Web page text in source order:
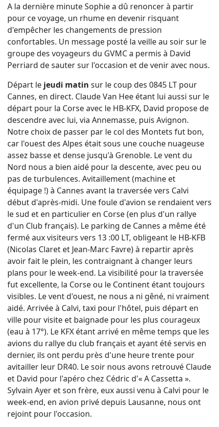
A la dernière minute Sophie a dû renoncer à partir
pour ce voyage, un rhume en devenir risquant
d'empêcher les changements de pression
confortables. Un message posté la veille au soir sur le
groupe des voyageurs du GVMC a permis à David
Perriard de sauter sur l'occasion et de venir avec nous.
Départ le jeudi matin sur le coup des 0845 LT pour
Cannes, en direct. Claude Van Hee étant lui aussi sur le
départ pour la Corse avec le HB-KFX, David propose de
descendre avec lui, via Annemasse, puis Avignon.
Notre choix de passer par le col des Montets fut bon,
car l'ouest des Alpes était sous une couche nuageuse
assez basse et dense jusqu'à Grenoble. Le vent du
Nord nous a bien aidé pour la descente, avec peu ou
pas de turbulences. Avitaillement (machine et
équipage !) à Cannes avant la traversée vers Calvi
début d'après-midi. Une foule d'avion se rendaient vers
le sud et en particulier en Corse (en plus d'un rallye
d'un Club français). Le parking de Cannes a même été
fermé aux visiteurs vers 13 :00 LT, obligeant le HB-KFB
(Nicolas Claret et Jean-Marc Favre) à repartir après
avoir fait le plein, les contraignant à changer leurs
plans pour le week-end. La visibilité pour la traversée
fut excellente, la Corse ou le Continent étant toujours
visibles. Le vent d'ouest, ne nous a ni gêné, ni vraiment
aidé. Arrivée à Calvi, taxi pour l'hôtel, puis départ en
ville pour visite et baignade pour les plus courageux
(eau à 17°). Le KFX étant arrivé en même temps que les
avions du rallye du club français et ayant été servis en
dernier, ils ont perdu près d'une heure trente pour
avitailler leur DR40. Le soir nous avons retrouvé Claude
et David pour l'apéro chez Cédric d'« A Cassetta ».
Sylvain Ayer et son frère, eux aussi venu à Calvi pour le
week-end, en avion privé depuis Lausanne, nous ont
rejoint pour l'occasion.